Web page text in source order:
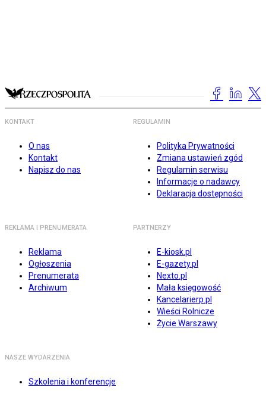
KONTAKT
O nas
Kontakt
Napisz do nas
REGULAMIN
Polityka Prywatności
Zmiana ustawień zgód
Regulamin serwisu
Informacje o nadawcy
Deklaracja dostępności
REKLAMA I PRENUMERATA
Reklama
Ogłoszenia
Prenumerata
Archiwum
PARTNERZY
E-kiosk.pl
E-gazety.pl
Nexto.pl
Mała księgowość
Kancelarierp.pl
Wieści Rolnicze
Życie Warszawy
NASZE WYDARZENIA
Szkolenia i konferencje